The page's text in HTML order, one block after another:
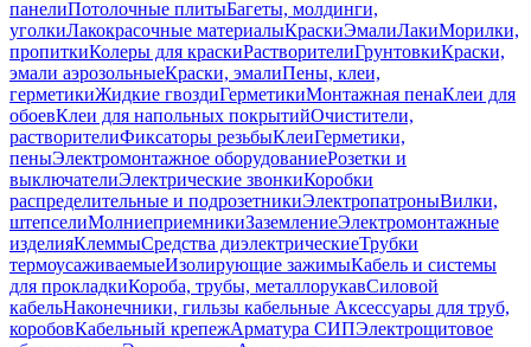
панелиПотолочные плитыБагеты, молдинги,
уголкиЛакокрасочные материалыКраскиЭмалиЛакиМорилки,
пропиткиКолеры для краскиРастворителиГрунтовкиКраски,
эмали аэрозольныеКраски, эмалиПены, клеи,
герметикиЖидкие гвоздиГерметикиМонтажная пенаКлеи для
обоевКлеи для напольных покрытийОчистители,
растворителиФиксаторы резьбыКлеиГерметики,
пеныЭлектромонтажное оборудованиеРозетки и
выключателиЭлектрические звонкиКоробки
распределительные и подрозетникиЭлектропатроныВилки,
штепселиМолниеприемникиЗаземлениеЭлектромонтажные
изделияКлеммыСредства диэлектрическиеТрубки
термоусаживаемыеИзолирующие зажимыКабель и системы
для прокладкиКороба, трубы, металлорукавСиловой
кабельНаконечники, гильзы кабельные Аксессуары для труб,
коробовКабельный крепежАрматура СИПЭлектрощитовое